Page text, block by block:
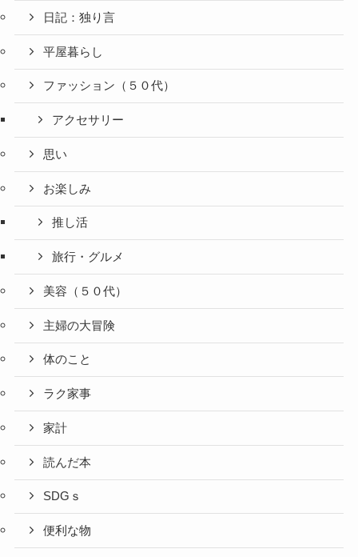
日記：独り言
平屋暮らし
ファッション（５０代）
アクセサリー
思い
お楽しみ
推し活
旅行・グルメ
美容（５０代）
主婦の大冒険
体のこと
ラク家事
家計
読んだ本
SDGｓ
便利な物